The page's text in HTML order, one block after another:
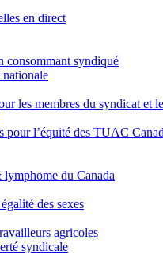
en direct
consommant syndiqué
les membres du syndicat et
pour l’équité des TUAC
lymphome du Canada
des sexes
agricoles
syndicale